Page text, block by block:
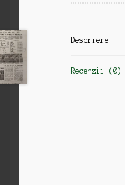
Descriere
Recenzii (0)